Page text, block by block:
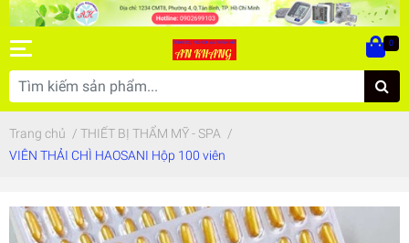
0
Trang chủ / THIẾT BỊ THẨM MỸ - SPA /
VIÊN THẢI CHÌ HAOSANI Hộp 100 viên